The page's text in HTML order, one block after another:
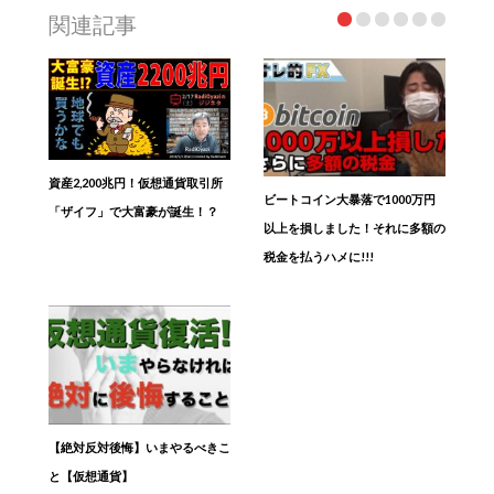
関連記事
資産2,200兆円！仮想通貨取引所
「ザイフ」で大富豪が誕生！？
ビートコイン大暴落で1000万円
以上を損しました！それに多額の
税金を払うハメに!!!
【絶対反対後悔】いまやるべきこ
と【仮想通貨】